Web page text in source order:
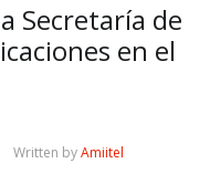
Secretaría de
en el
Written byAmiitel